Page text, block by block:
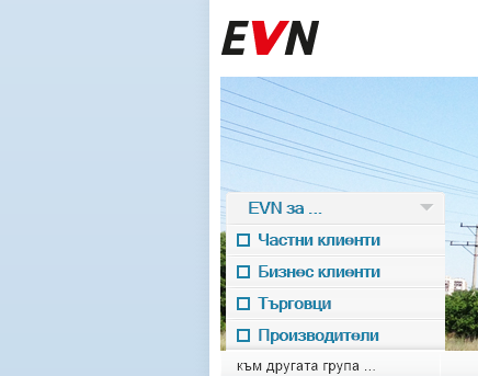
към другата група ...
EVN for
EVN за ...
Частни клиенти
Бизнес клиенти
Търговци
Производители